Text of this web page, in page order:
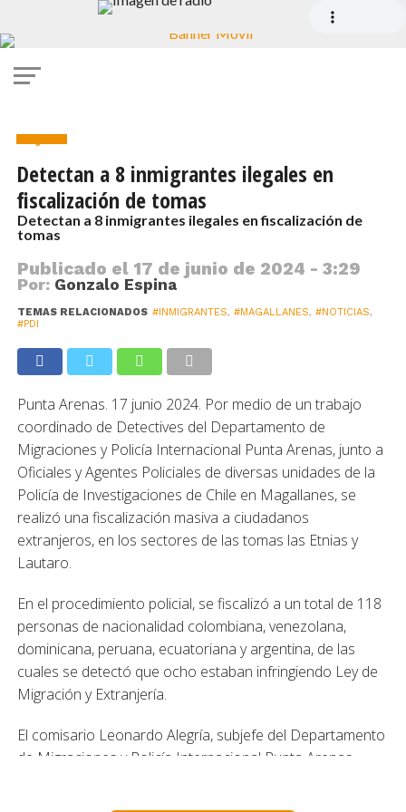
Inmigración
Detectan a 8 inmigrantes ilegales en
fiscalización de tomas
Detectan a 8 inmigrantes ilegales en fiscalización de
tomas
Publicado el 17 de junio de 2024 - 3:29
Por: Gonzalo Espina
TEMAS RELACIONADOS #INMIGRANTES, #MAGALLANES, #NOTICIAS,
#PDI
Punta Arenas. 17 junio 2024. Por medio de un trabajo
coordinado de Detectives del Departamento de
Migraciones y Policía Internacional Punta Arenas, junto a
Oficiales y Agentes Policiales de diversas unidades de la
Policía de Investigaciones de Chile en Magallanes, se
realizó una fiscalización masiva a ciudadanos
extranjeros, en los sectores de las tomas las Etnias y
Lautaro.
En el procedimiento policial, se fiscalizó a un total de 118
personas de nacionalidad colombiana, venezolana,
dominicana, peruana, ecuatoriana y argentina, de las
cuales se detectó que ocho estaban infringiendo Ley de
Migración y Extranjería.
El comisario Leonardo Alegría, subjefe del Departamento
de Migraciones y Policía Internacional Punta Arenas,